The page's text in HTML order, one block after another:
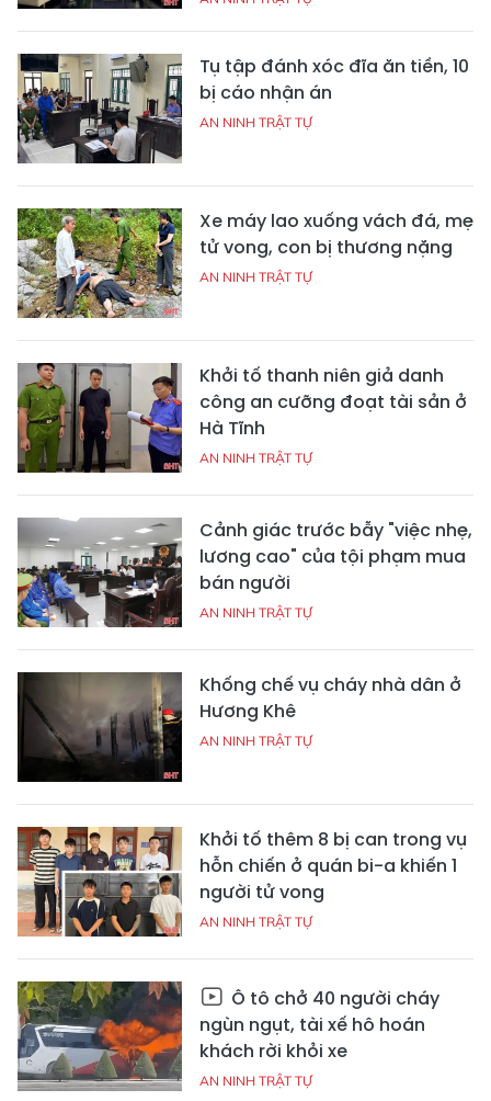
Tụ tập đánh xóc đĩa ăn tiền, 10
bị cáo nhận án
AN NINH TRẬT TỰ
Xe máy lao xuống vách đá, mẹ
tử vong, con bị thương nặng
AN NINH TRẬT TỰ
Khởi tố thanh niên giả danh
công an cưỡng đoạt tài sản ở
Hà Tĩnh
AN NINH TRẬT TỰ
Cảnh giác trước bẫy "việc nhẹ,
lương cao" của tội phạm mua
bán người
AN NINH TRẬT TỰ
Khống chế vụ cháy nhà dân ở
Hương Khê
AN NINH TRẬT TỰ
Khởi tố thêm 8 bị can trong vụ
hỗn chiến ở quán bi-a khiến 1
người tử vong
AN NINH TRẬT TỰ
Ô tô chở 40 người cháy
ngùn ngụt, tài xế hô hoán
khách rời khỏi xe
AN NINH TRẬT TỰ